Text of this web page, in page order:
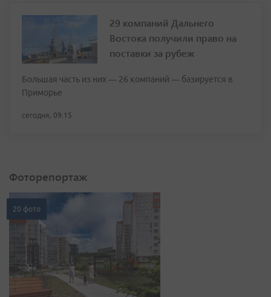
29 компаний Дальнего
Востока получили право на
поставки за рубеж
Большая часть из них — 26 компаний — базируется в
Приморье
сегодня, 09:15
Фоторепортаж
20 фото